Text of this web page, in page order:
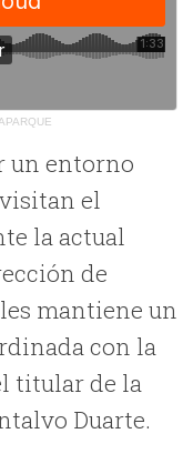
un entorno
el
la actual
de
mantiene un
con la
titular de la
Duarte.